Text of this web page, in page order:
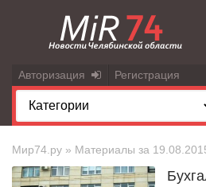
Авторизация Регистрация
Мир74.ру » Материалы за